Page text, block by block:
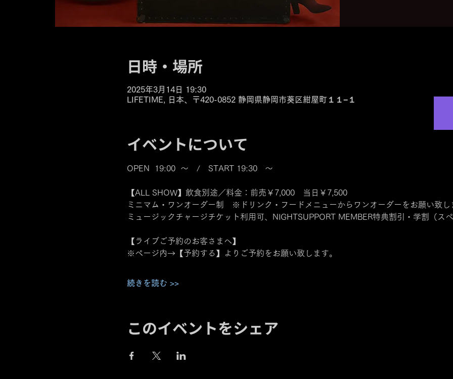
日時・場所
2025年3月14日 19:30
LIFETIME, 日本、〒420-0852 静岡県静岡市葵区紺屋町１１−１
イベントについて
OPEN  19:00  ～　/　START 19:30   ～
【ALL SHOW】飲食別途／料金：前売￥7,000　当日￥7,500
ミニマム・ワンオーダー制　※ドリンク・フードメニューからワンオーダーをお願い致し
ミュージックチャージチケット利用可、NIGHTSUPPORT MEMBER特典割引・学割（ス
【ライブご予約のお客さまへ】
※ページ内→【予約する】よりご予約をお願い致します。
続きを読む >>
このイベントをシェア